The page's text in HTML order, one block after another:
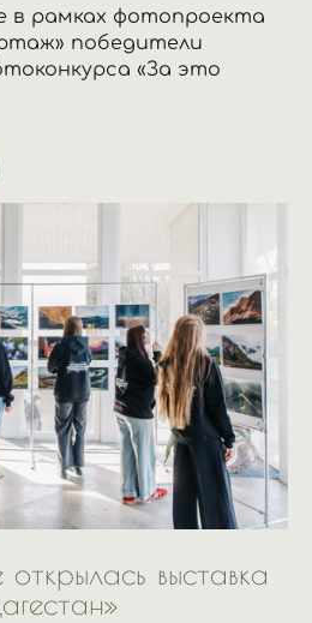
в рамках фотопроекта
победители
«За это
выставка